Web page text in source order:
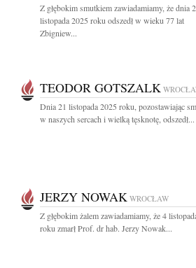
Z głębokim smutkiem zawiadamiamy, że dnia
listopada 2025 roku odszedł w wieku 77 lat
Zbigniew...
TEODOR GOTSZALK
Dnia 21 listopada 2025 roku, pozostawiając
w naszych sercach i wielką tęsknotę, odszedł...
JERZY NOWAK WROCŁAW
Z głębokim żalem zawiadamiamy, że 4
roku zmarł Prof. dr hab. Jerzy Nowak...